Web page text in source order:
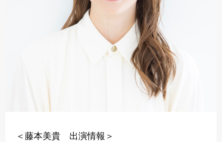
＜藤本美貴 出演情報＞